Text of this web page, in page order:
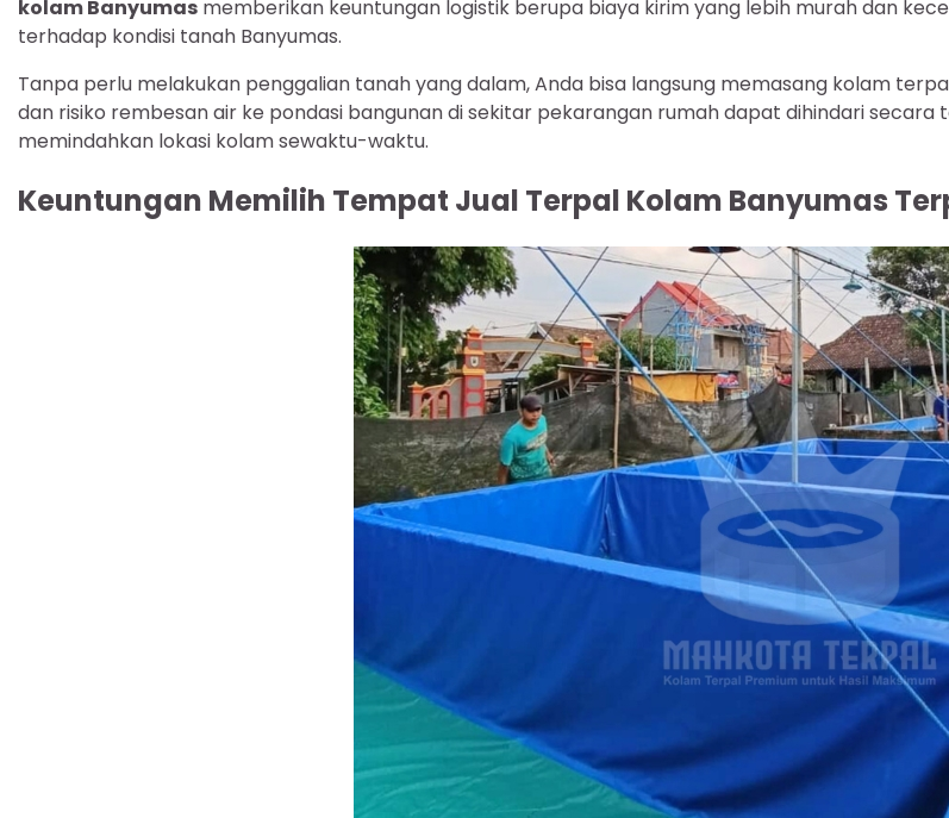
kolam Banyumas memberikan keuntungan logistik berupa biaya kirim yang lebih murah dan
terhadap kondisi tanah Banyumas.
Tanpa perlu melakukan penggalian tanah yang dalam, Anda bisa langsung memasang kolam
dan risiko rembesan air ke pondasi bangunan di sekitar pekarangan rumah dapat dihindari
memindahkan lokasi kolam sewaktu-waktu.
Keuntungan Memilih Tempat Jual Terpal Kolam Banyumas